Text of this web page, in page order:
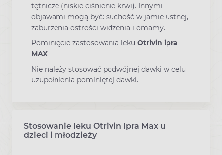
tętnicze (niskie ciśnienie krwi). Innymi
objawami mogą być: suchość w jamie ustnej,
zaburzenia ostrości widzenia i omamy.
Pominięcie zastosowania leku Otrivin ipra
MAX
Nie należy stosować podwójnej dawki w celu
uzupełnienia pominiętej dawki.
Stosowanie leku Otrivin Ipra Max u
dzieci i młodzieży